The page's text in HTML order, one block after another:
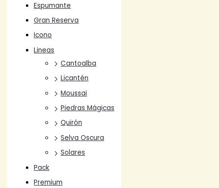
Espumante
Gran Reserva
Icono
Lineas
Cantoalba
Licantén
Moussai
Piedras Mágicas
Quirón
Selva Oscura
Solares
Pack
Premium